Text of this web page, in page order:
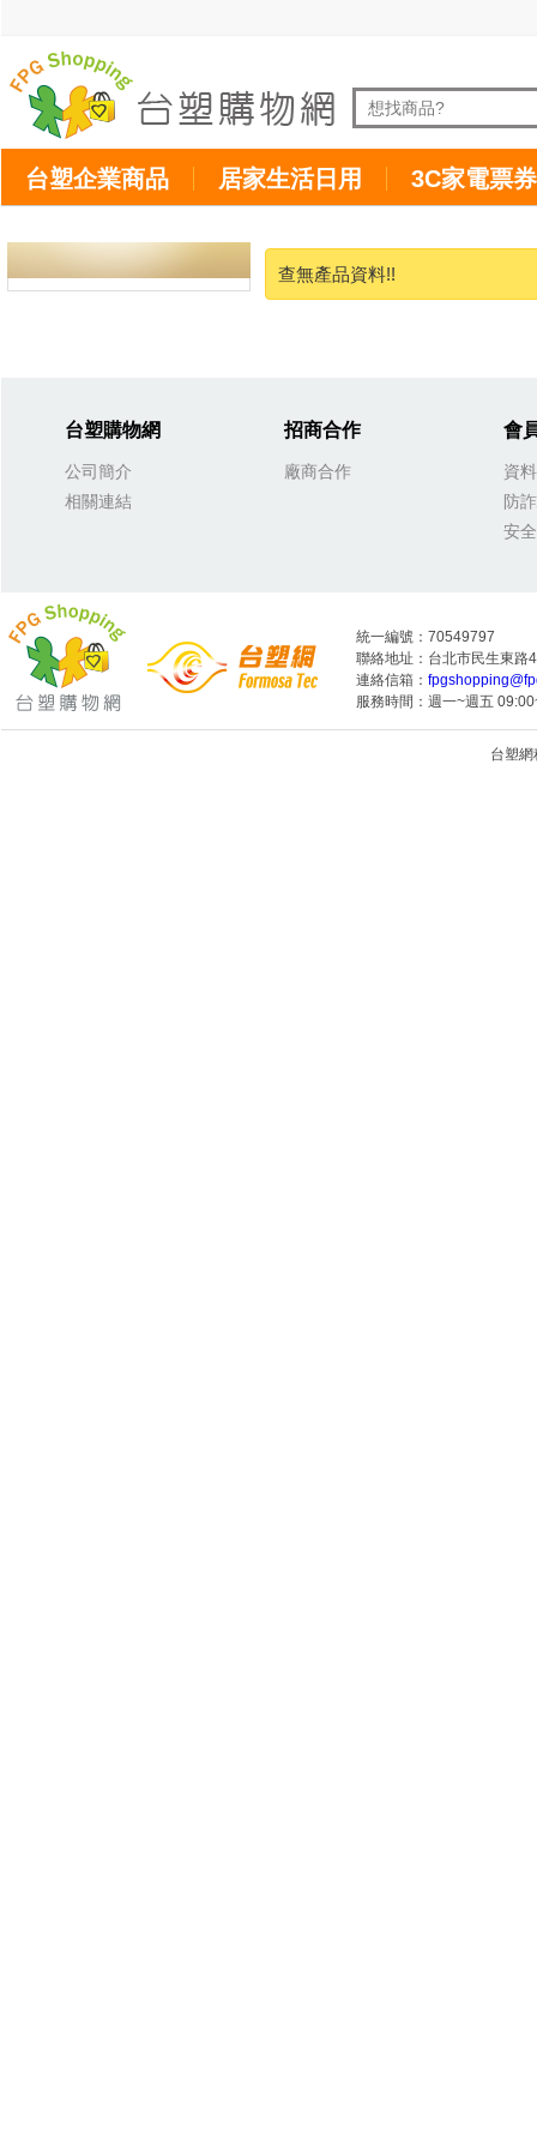
台塑企業商品 居家生活日用 3C家電票券
查無產品資料!!
台塑購物網
公司簡介
相關連結
招商合作
廠商合作
會
資
防
安
統一編號：70549797
聯絡地址：台北市民生東路
連絡信箱：
服務時間：週一~週五
台塑